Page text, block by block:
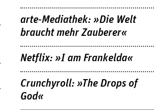
arte-Mediathek: »Die Welt
braucht mehr Zauberer«
Netflix: »I am Frankelda«
Crunchyroll: »The Drops of
God«